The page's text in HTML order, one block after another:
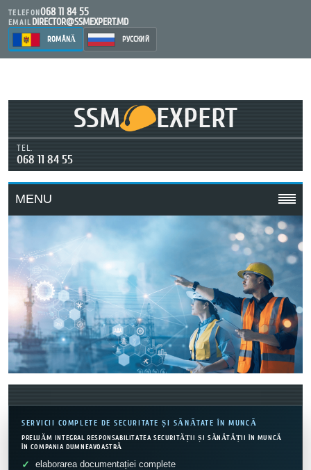
TELEFON068 11 84 55
EMAIL DIRECTOR@SSMEXPERT.MD
ROMÂNĂ РУССКИЙ
SSM EXPERT
TEL.
068 11 84 55
MENU
SERVICII COMPLETE DE SECURITATE ȘI SĂNĂTATE ÎN MUNCĂ
PRELUĂM INTEGRAL RESPONSABILITATEA SECURITĂȚII ȘI SĂNĂTĂȚII ÎN MUNCĂ
ÎN COMPANIA DUMNEAVOASTRĂ
elaborarea documentației complete